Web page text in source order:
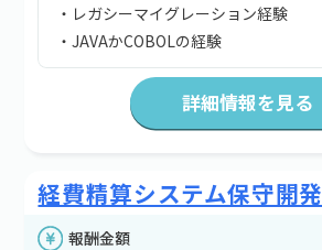
・レガシーマイグレーション経験
・JAVAかCOBOLの経験
詳細情報を見る
経費精算システム保守開発
報酬金額